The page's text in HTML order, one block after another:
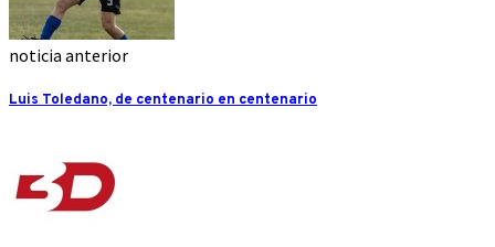
noticia anterior
Luis Toledano, de centenario en centenario